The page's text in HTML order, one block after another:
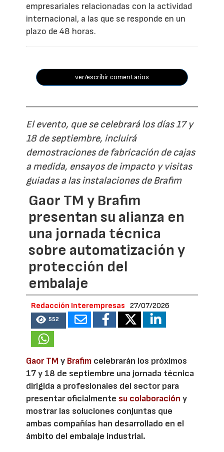
empresariales relacionadas con la actividad
internacional, a las que se responde en un
plazo de 48 horas.
ver/escribir comentarios
El evento, que se celebrará los días 17 y
18 de septiembre, incluirá
demostraciones de fabricación de cajas
a medida, ensayos de impacto y visitas
guiadas a las instalaciones de Brafim
Gaor TM y Brafim
presentan su alianza en
una jornada técnica
sobre automatización y
protección del
embalaje
Redacción Interempresas 27/07/2026
552
Gaor TM y Brafim celebrarán los próximos
17 y 18 de septiembre una jornada técnica
dirigida a profesionales del sector para
presentar oficialmente su colaboración y
mostrar las soluciones conjuntas que
ambas compañías han desarrollado en el
ámbito del embalaje industrial.